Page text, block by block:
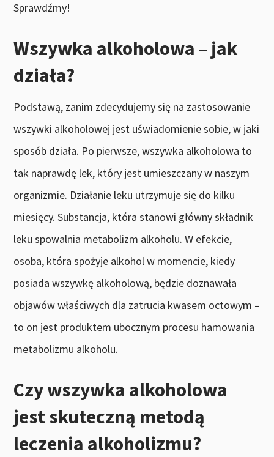
Sprawdźmy!
Wszywka alkoholowa – jak
działa?
Podstawą, zanim zdecydujemy się na zastosowanie
wszywki alkoholowej jest uświadomienie sobie, w jaki
sposób działa. Po pierwsze, wszywka alkoholowa to
tak naprawdę lek, który jest umieszczany w naszym
organizmie. Działanie leku utrzymuje się do kilku
miesięcy. Substancja, która stanowi główny składnik
leku spowalnia metabolizm alkoholu. W efekcie,
osoba, która spożyje alkohol w momencie, kiedy
posiada wszywkę alkoholową, będzie doznawała
objawów właściwych dla zatrucia kwasem octowym –
to on jest produktem ubocznym procesu hamowania
metabolizmu alkoholu.
Czy wszywka alkoholowa
jest skuteczną metodą
leczenia alkoholizmu?